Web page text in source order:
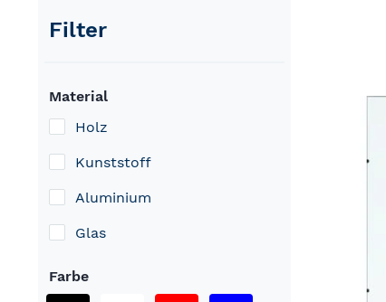
Filter
Material
Holz
Kunststoff
Aluminium
Glas
Farbe